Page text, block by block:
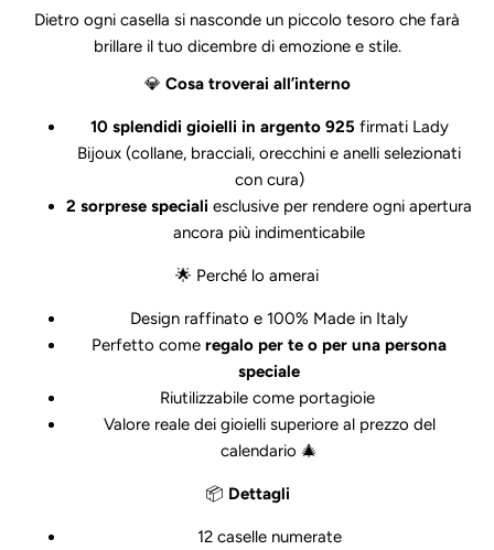
Dietro ogni casella si nasconde un piccolo tesoro che farà
brillare il tuo dicembre di emozione e stile.
💎 Cosa troverai all’interno
10 splendidi gioielli in argento 925firmati Lady
Bijoux (collane, bracciali, orecchini e anelli selezionati
con cura)
2 sorprese speciali esclusive per rendere ogni apertura
ancora più indimenticabile
🌟 Perché lo amerai
Design raffinato e 100% Made in Italy
Perfetto come regalo per te o per una persona
speciale
Riutilizzabile come portagioie
Valore reale dei gioielli superiore al prezzo del
calendario 🎄
📦 Dettagli
12 caselle numerate